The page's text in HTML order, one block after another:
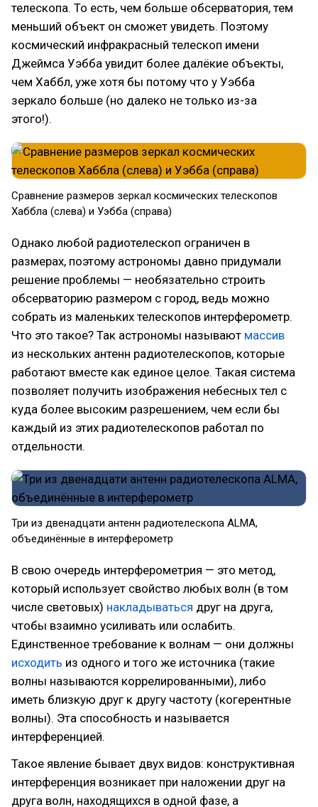
телескопа. То есть, чем больше обсерватория, тем
меньший объект он сможет увидеть. Поэтому
космический инфракрасный телескоп имени
Джеймса Уэбба увидит более далёкие объекты,
чем Хаббл, уже хотя бы потому что у Уэбба
зеркало больше (но далеко не только из-за
этого!).
Сравнение размеров зеркал космических телескопов
Хаббла (слева) и Уэбба (справа)
Однако любой радиотелескоп ограничен в
размерах, поэтому астрономы давно придумали
решение проблемы — необязательно строить
обсерваторию размером с город, ведь можно
собрать из маленьких телескопов интерферометр.
Что это такое? Так астрономы называют массив
из нескольких антенн радиотелескопов, которые
работают вместе как единое целое. Такая система
позволяет получить изображения небесных тел с
куда более высоким разрешением, чем если бы
каждый из этих радиотелескопов работал по
отдельности.
Три из двенадцати антенн радиотелескопа ALMA,
объединённые в интерферометр
В свою очередь интерферометрия — это метод,
который использует свойство любых волн (в том
числе световых) накладываться друг на друга,
чтобы взаимно усиливать или ослабить.
Единственное требование к волнам — они должны
исходить из одного и того же источника (такие
волны называются коррелированными), либо
иметь близкую друг к другу частоту (когерентные
волны). Эта способность и называется
интерференцией.
Такое явление бывает двух видов: конструктивная
интерференция возникает при наложении друг на
друга волн, находящихся в одной фазе, а